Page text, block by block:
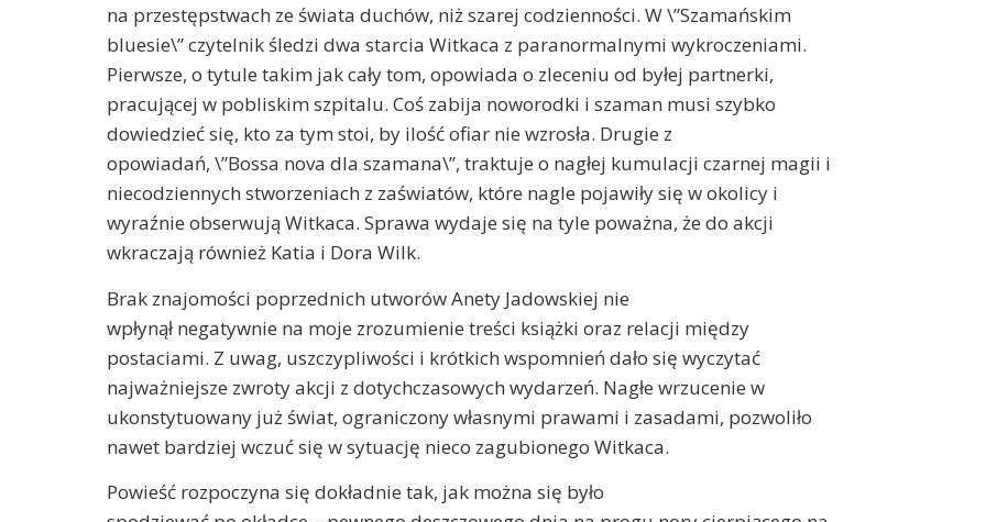
na przestępstwach ze świata duchów, niż szarej codzienności. W \”Szamańskim
bluesie\” czytelnik śledzi dwa starcia Witkaca z paranormalnymi wykroczeniami.
Pierwsze, o tytule takim jak cały tom, opowiada o zleceniu od byłej partnerki,
pracującej w pobliskim szpitalu. Coś zabija noworodki i szaman musi szybko
dowiedzieć się, kto za tym stoi, by ilość ofiar nie wzrosła. Drugie z
opowiadań, \”Bossa nova dla szamana\”, traktuje o nagłej kumulacji czarnej magii i
niecodziennych stworzeniach z zaświatów, które nagle pojawiły się w okolicy i
wyraźnie obserwują Witkaca. Sprawa wydaje się na tyle poważna, że do akcji
wkraczają również Katia i Dora Wilk.
Brak znajomości poprzednich utworów Anety Jadowskiej nie
wpłynął negatywnie na moje zrozumienie treści książki oraz relacji między
postaciami. Z uwag, uszczypliwości i krótkich wspomnień dało się wyczytać
najważniejsze zwroty akcji z dotychczasowych wydarzeń. Nagłe wrzucenie w
ukonstytuowany już świat, ograniczony własnymi prawami i zasadami, pozwoliło
nawet bardziej wczuć się w sytuację nieco zagubionego Witkaca.
Powieść rozpoczyna się dokładnie tak, jak można się było